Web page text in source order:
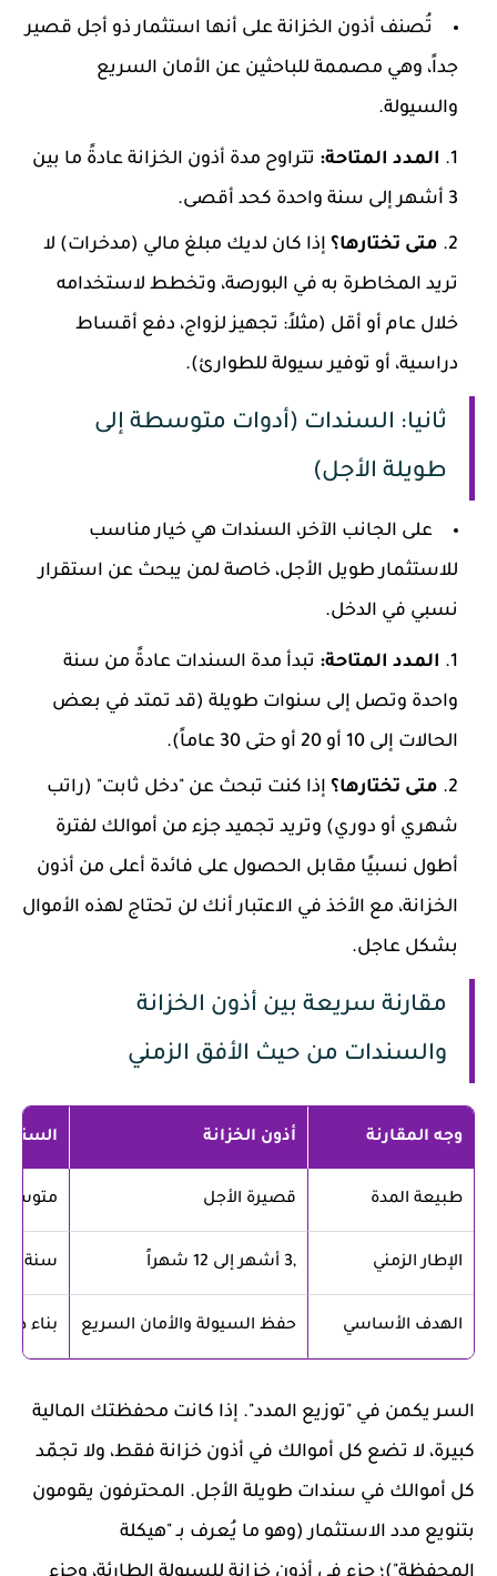
تُصنف أذون الخزانة على أنها استثمار ذو أجل قصير
جداً، وهي مصممة للباحثين عن الأمان السريع
والسيولة.
المدد المتاحة: تتراوح مدة أذون الخزانة عادةً ما بين
3 أشهر إلى سنة واحدة كحد أقصى.
متى تختارها؟ إذا كان لديك مبلغ مالي (مدخرات) لا
تريد المخاطرة به في البورصة، وتخطط لاستخدامه
خلال عام أو أقل (مثلاً: تجهيز لزواج، دفع أقساط
دراسية، أو توفير سيولة للطوارئ).
ثانيا: السندات (أدوات متوسطة إلى
طويلة الأجل)
على الجانب الآخر، السندات هي خيار مناسب
للاستثمار طويل الأجل، خاصة لمن يبحث عن استقرار
نسبي في الدخل.
المدد المتاحة: تبدأ مدة السندات عادةً من سنة
واحدة وتصل إلى سنوات طويلة (قد تمتد في بعض
الحالات إلى 10 أو 20 أو حتى 30 عاماً).
متى تختارها؟ إذا كنت تبحث عن "دخل ثابت" (راتب
شهري أو دوري) وتريد تجميد جزء من أموالك لفترة
أطول نسبيًا مقابل الحصول على فائدة أعلى من أذون
الخزانة، مع الأخذ في الاعتبار أنك لن تحتاج لهذه الأموال
بشكل عاجل.
مقارنة سريعة بين أذون الخزانة
والسندات من حيث الأفق الزمني
وجه المقارنة أذون الخزانة
طبيعة المدة قصيرة الأجل
الإطار الزمني ,3 أشهر إلى 12 شهراً سنة
الهدف الأساسي حفظ السيولة والأمان السريع بناء
السر يكمن في "توزيع المدد". إذا كانت محفظتك المالية
كبيرة، لا تضع كل أموالك في أذون خزانة فقط، ولا تجمّد
كل أموالك في سندات طويلة الأجل. المحترفون يقومون
بتنويع مدد الاستثمار (وهو ما يُعرف بـ "هيكلة